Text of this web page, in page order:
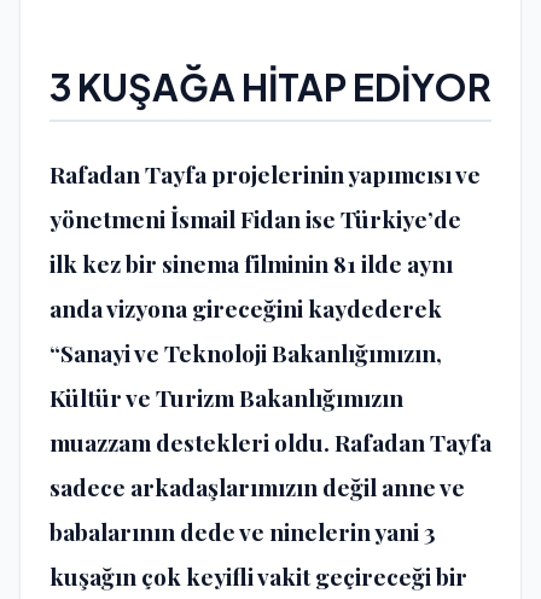
3 KUŞAĞA HİTAP EDİYOR
Rafadan Tayfa projelerinin yapımcısı ve
yönetmeni İsmail Fidan ise Türkiye’de
ilk kez bir sinema filminin 81 ilde aynı
anda vizyona gireceğini kaydederek
“Sanayi ve Teknoloji Bakanlığımızın,
Kültür ve Turizm Bakanlığımızın
muazzam destekleri oldu. Rafadan Tayfa
sadece arkadaşlarımızın değil anne ve
babalarının dede ve ninelerin yani 3
kuşağın çok keyifli vakit geçireceği bir